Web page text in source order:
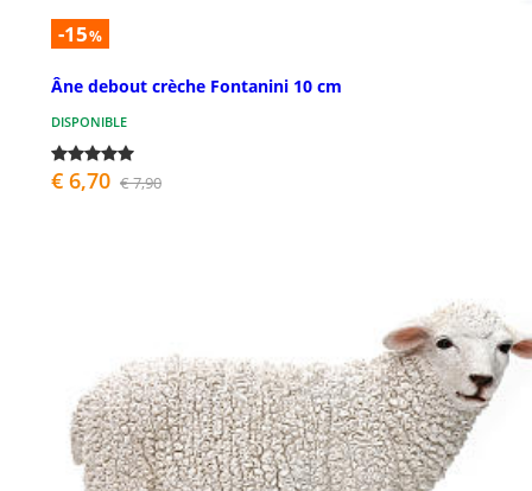
-15%
Âne debout crèche Fontanini 10 cm
DISPONIBLE
€ 6,70 € 7,90